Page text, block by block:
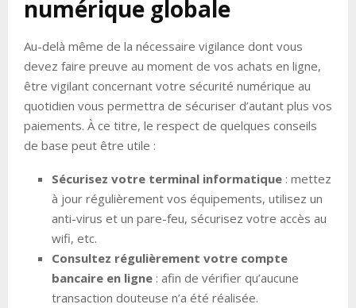
numérique globale
Au-delà même de la nécessaire vigilance dont vous
devez faire preuve au moment de vos achats en ligne,
être vigilant concernant votre sécurité numérique au
quotidien vous permettra de sécuriser d’autant plus vos
paiements. À ce titre, le respect de quelques conseils
de base peut être utile :
Sécurisez votre terminal informatique : mettez
à jour régulièrement vos équipements, utilisez un
anti-virus et un pare-feu, sécurisez votre accès au
wifi, etc.
Consultez régulièrement votre compte
bancaire en ligne : afin de vérifier qu’aucune
transaction douteuse n’a été réalisée.